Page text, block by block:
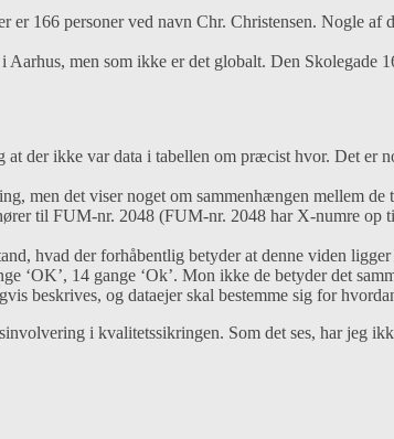
er 166 personer ved navn Chr. Christensen. Nogle
i Aarhus, men som ikke er det globalt. Den
der ikke var data i tabellen om præcist hvor. Det er
men det viser noget om sammenhængen mellem
til FUM-nr. 2048 (FUM-nr. 2048 har X-numre
hvad der forhåbentlig betyder at denne viden
‘OK’, 14 gange ‘Ok’. Mon ikke de betyder det
beskrives, og dataejer skal bestemme sig for
i kvalitetssikringen. Som det ses, har jeg